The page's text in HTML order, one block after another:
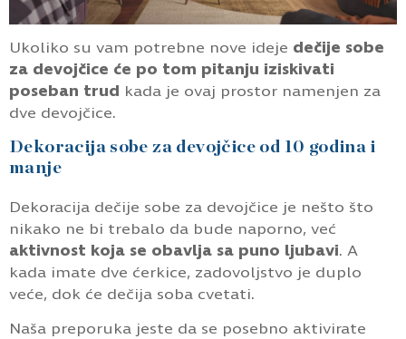
Ukoliko su vam potrebne nove ideje dečije sobe
za devojčice će po tom pitanju iziskivati
poseban trud kada je ovaj prostor namenjen za
dve devojčice.
Dekoracija sobe za devojčice od 10 godina i
manje
Dekoracija dečije sobe za devojčice je nešto što
nikako ne bi trebalo da bude naporno, već
aktivnost koja se obavlja sa puno ljubavi. A
kada imate dve ćerkice, zadovoljstvo je duplo
veće, dok će dečija soba cvetati.
Naša preporuka jeste da se posebno aktivirate